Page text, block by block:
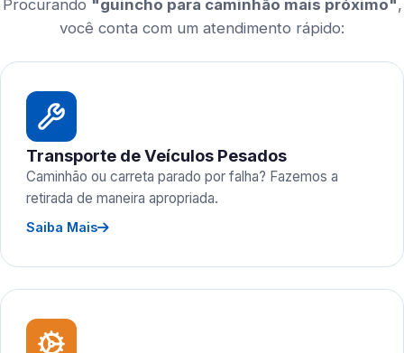
Procurando "guincho para caminhão mais próximo",
você conta com um atendimento rápido:
Transporte de Veículos Pesados
Caminhão ou carreta parado por falha? Fazemos a
retirada de maneira apropriada.
Saiba Mais